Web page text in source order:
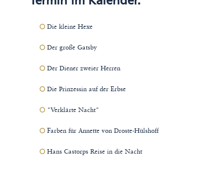
Die kleine Hexe
Der große Gatsby
Der Diener zweier Herren
Die Prinzessin auf der Erbse
"Verklärte Nacht"
Farben für Annette von Droste-Hülshoff
Hans Castorps Reise in die Nacht